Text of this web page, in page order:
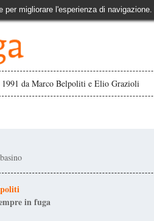
per migliorare l'esperienza di
1991 da Marco Belpoliti e Elio Grazioli
in fuga